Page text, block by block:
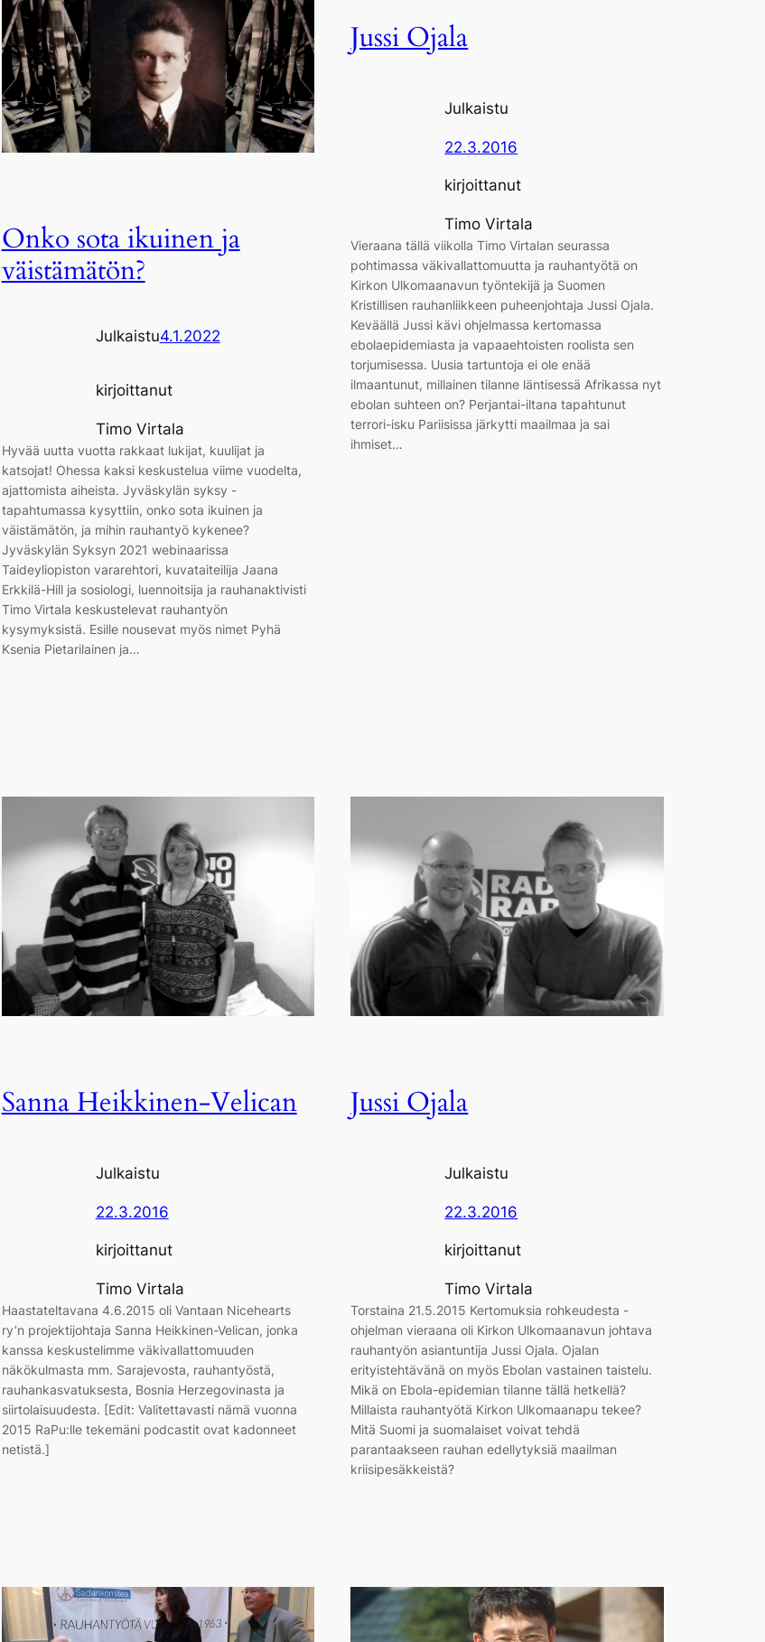
Onko sota ikuinen ja
väistämätön?
Julkaistu4.1.2022
kirjoittanut
Timo Virtala
Hyvää uutta vuotta rakkaat lukijat, kuulijat ja
katsojat! Ohessa kaksi keskustelua viime vuodelta,
ajattomista aiheista. Jyväskylän syksy -
tapahtumassa kysyttiin, onko sota ikuinen ja
väistämätön, ja mihin rauhantyö kykenee?
Jyväskylän Syksyn 2021 webinaarissa
Taideyliopiston vararehtori, kuvataiteilija Jaana
Erkkilä-Hill ja sosiologi, luennoitsija ja rauhanaktivisti
Timo Virtala keskustelevat rauhantyön
kysymyksistä. Esille nousevat myös nimet Pyhä
Ksenia Pietarilainen ja…
Jussi Ojala
Julkaistu
22.3.2016
kirjoittanut
Timo Virtala
Vieraana tällä viikolla Timo Virtalan seurassa
pohtimassa väkivallattomuutta ja rauhantyötä on
Kirkon Ulkomaanavun työntekijä ja Suomen
Kristillisen rauhanliikkeen puheenjohtaja Jussi Ojala.
Keväällä Jussi kävi ohjelmassa kertomassa
ebolaepidemiasta ja vapaaehtoisten roolista sen
torjumisessa. Uusia tartuntoja ei ole enää
ilmaantunut, millainen tilanne läntisessä Afrikassa nyt
ebolan suhteen on? Perjantai-iltana tapahtunut
terrori-isku Pariisissa järkytti maailmaa ja sai
ihmiset…
Sanna Heikkinen-Velican
Julkaistu
22.3.2016
kirjoittanut
Timo Virtala
Haastateltavana 4.6.2015 oli Vantaan Nicehearts
ry’n projektijohtaja Sanna Heikkinen-Velican, jonka
kanssa keskustelimme väkivallattomuuden
näkökulmasta mm. Sarajevosta, rauhantyöstä,
rauhankasvatuksesta, Bosnia Herzegovinasta ja
siirtolaisuudesta. [Edit: Valitettavasti nämä vuonna
2015 RaPu:lle tekemäni podcastit ovat kadonneet
netistä.]
Jussi Ojala
Julkaistu
22.3.2016
kirjoittanut
Timo Virtala
Torstaina 21.5.2015 Kertomuksia rohkeudesta -
ohjelman vieraana oli Kirkon Ulkomaanavun johtava
rauhantyön asiantuntija Jussi Ojala. Ojalan
erityistehtävänä on myös Ebolan vastainen taistelu.
Mikä on Ebola-epidemian tilanne tällä hetkellä?
Millaista rauhantyötä Kirkon Ulkomaanapu tekee?
Mitä Suomi ja suomalaiset voivat tehdä
parantaakseen rauhan edellytyksiä maailman
kriisipesäkkeistä?